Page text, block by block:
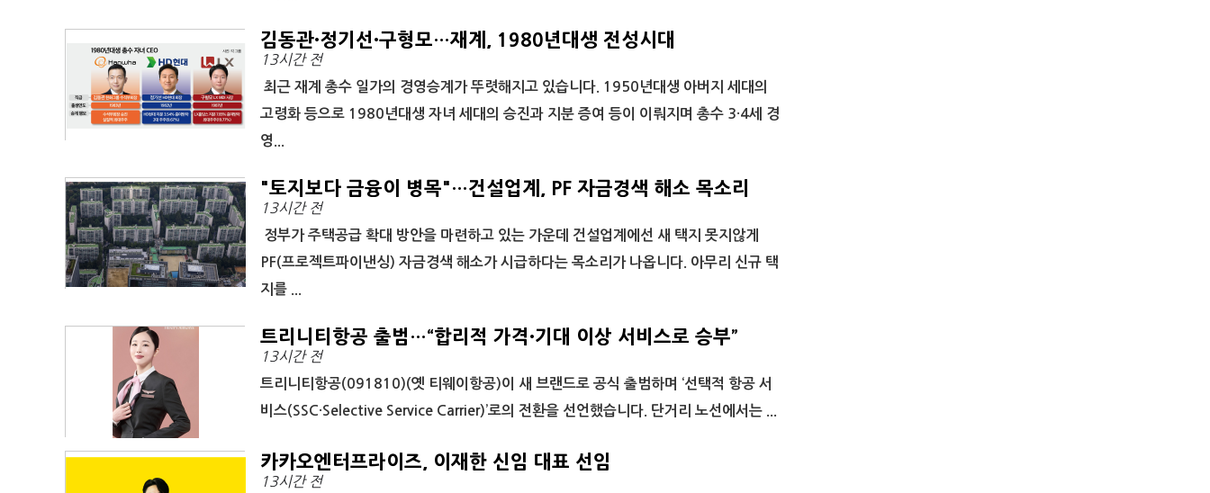
김동관·정기선·구형모…재계, 1980년대생 전성시대
13시간 전
최근 재계 총수 일가의 경영승계가 뚜렷해지고 있습니다. 1950년대생 아버지 세대의
고령화 등으로 1980년대생 자녀 세대의 승진과 지분 증여 등이 이뤄지며 총수 3·4세 경
영...
"토지보다 금융이 병목"…건설업계, PF 자금경색 해소 목소리
13시간 전
정부가 주택공급 확대 방안을 마련하고 있는 가운데 건설업계에선 새 택지 못지않게
PF(프로젝트파이낸싱) 자금경색 해소가 시급하다는 목소리가 나옵니다. 아무리 신규 택
지를 ...
트리니티항공 출범…“합리적 가격·기대 이상 서비스로 승부”
13시간 전
트리니티항공(091810)(옛 티웨이항공)이 새 브랜드로 공식 출범하며 ‘선택적 항공 서
비스(SSC·Selective Service Carrier)’로의 전환을 선언했습니다. 단거리 노선에서는 ...
카카오엔터프라이즈, 이재한 신임 대표 선임
13시간 전